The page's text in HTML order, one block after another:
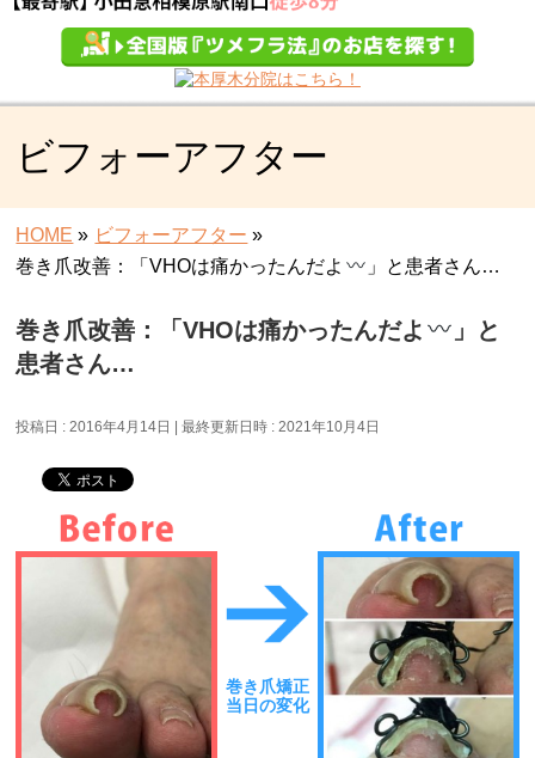
ビフォーアフター
HOME » ビフォーアフター »
巻き爪改善：「VHOは痛かったんだよ
」と患者さん…
巻き爪改善：「VHOは痛かったんだよ
」と
患者さん…
投稿日 : 2016年4月14日 最終更新日時 : 2021年10月4日
巻き爪矯正
当日の変化